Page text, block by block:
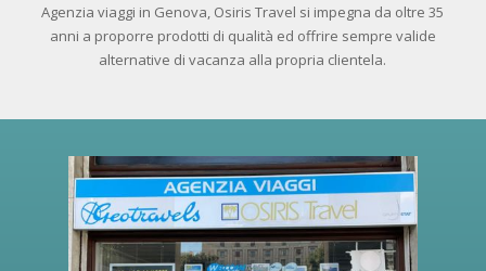
Agenzia viaggi in Genova, Osiris Travel si impegna da oltre 35
anni a proporre prodotti di qualità ed offrire sempre valide
alternative di vacanza alla propria clientela.